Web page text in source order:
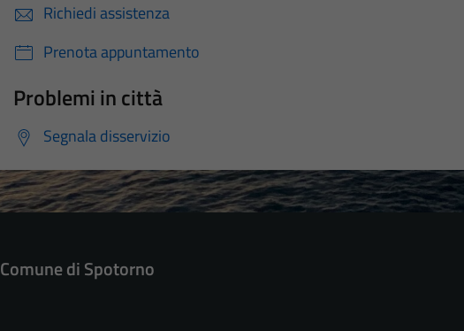
Richiedi assistenza
Prenota appuntamento
Problemi in città
Segnala disservizio
Comune di Spotorno